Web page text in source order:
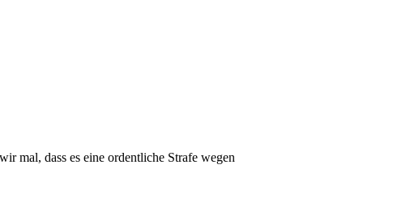
mal, dass es eine ordentliche Strafe wegen